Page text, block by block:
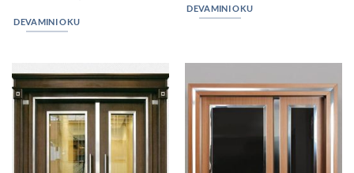
DEVAMINI OKU
DEVAMINI OKU